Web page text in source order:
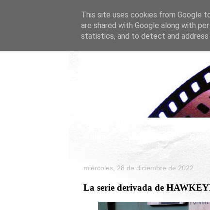
miércoles, 28 de diciembre de 2022
La serie derivada de
This site uses cookies from Google
are shared with Google along with
statistics, and to detect and address